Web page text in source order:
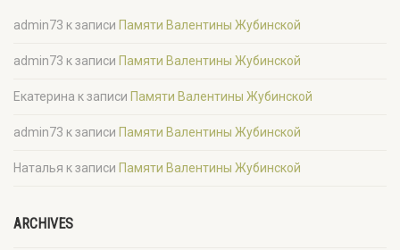
admin73 к записи Памяти Валентины Жубинской
admin73 к записи Памяти Валентины Жубинской
Екатерина к записи Памяти Валентины Жубинской
admin73 к записи Памяти Валентины Жубинской
Наталья к записи Памяти Валентины Жубинской
ARCHIVES